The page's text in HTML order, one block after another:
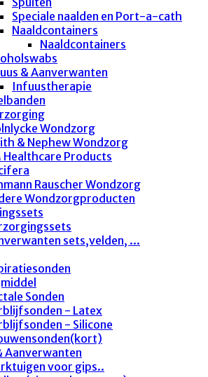
Speciale naalden en Port-a-cath
Naaldcontainers
Naaldcontainers
& Aanverwanten
Infuustherapie
Wondzorg
& Nephew Wondzorg
Healthcare Products
Rauscher Wondzorg
Wondzorgproducten
sets,velden, ...
Sonden
- Latex
- Silicone
Aanverwanten
voor gips..